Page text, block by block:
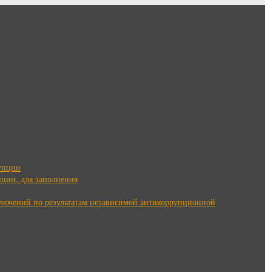
для заполнения
по результатам независимой антикоррупционной